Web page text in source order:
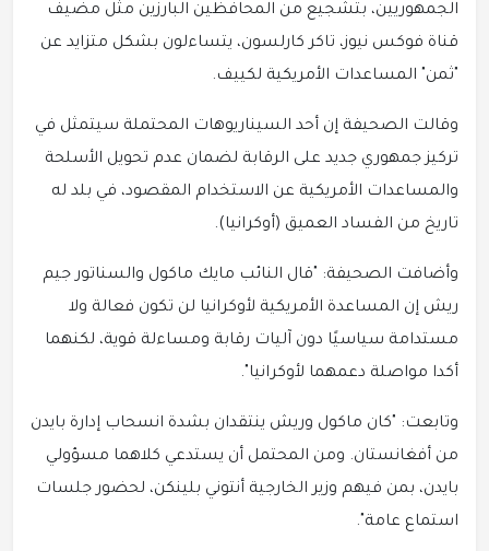
الجمهوريين، بتشجيع من المحافظين البارزين مثل مضيف
قناة فوكس نيوز، تاكر كارلسون، يتساءلون بشكل متزايد عن
"ثمن" المساعدات الأمريكية لكييف.
وقالت الصحيفة إن أحد السيناريوهات المحتملة سيتمثل في
تركيز جمهوري جديد على الرقابة لضمان عدم تحويل الأسلحة
والمساعدات الأمريكية عن الاستخدام المقصود، في بلد له
تاريخ من الفساد العميق (أوكرانيا).
وأضافت الصحيفة: "قال النائب مايك ماكول والسناتور جيم
ريش إن المساعدة الأمريكية لأوكرانيا لن تكون فعالة ولا
مستدامة سياسيًا دون آليات رقابة ومساءلة قوية، لكنهما
أكدا مواصلة دعمهما لأوكرانيا".
وتابعت: "كان ماكول وريش ينتقدان بشدة انسحاب إدارة بايدن
من أفغانستان. ومن المحتمل أن يستدعي كلاهما مسؤولي
بايدن، بمن فيهم وزير الخارجية أنتوني بلينكن، لحضور جلسات
استماع عامة".